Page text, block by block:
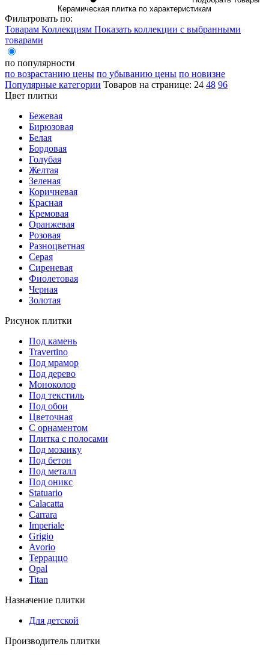
Керамическая плитка по характеристикам
Фильтровать по:
Товарам Коллекциям Показать коллекции с выбранными
товарами
по популярности
по возрастанию цены по убыванию цены по новизне
Популярные категории Товаров на странице: 24 48 96
Цвет плитки
Бежевая
Бирюзовая
Белая
Бордовая
Голубая
Желтая
Зеленая
Коричневая
Красная
Кремовая
Оранжевая
Розовая
Разноцветная
Серая
Сиреневая
Фиолетовая
Черная
Золотая
Рисунок плитки
Под камень
Travertino
Под мрамор
Под дерево
Моноколор
Под текстиль
Под обои
Цветочная
С орнаментом
Плитка с полосами
Под мозаику
Под бетон
Под металл
Под оникс
Statuario
Calacatta
Carrara
Imperiale
Grigio
Avorio
Терраццо
Opal
Titan
Назначение плитки
Для детской
Производитель плитки